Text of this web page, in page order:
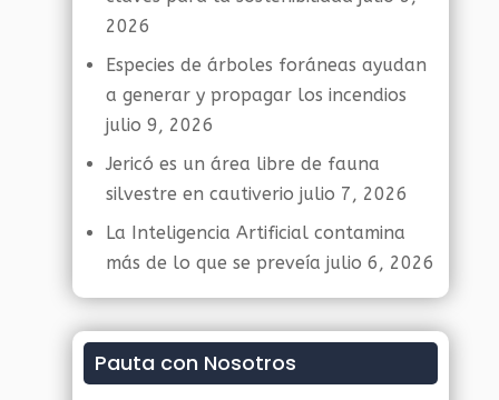
2026
Especies de árboles foráneas ayudan
a generar y propagar los incendios
julio 9, 2026
Jericó es un área libre de fauna
silvestre en cautiverio julio 7, 2026
La Inteligencia Artificial contamina
más de lo que se preveía julio 6, 2026
Pauta con Nosotros